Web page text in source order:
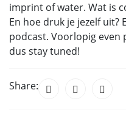
imprint of water. Wat is
En hoe druk je jezelf uit?
podcast. Voorlopig even
dus stay tuned!
Share: